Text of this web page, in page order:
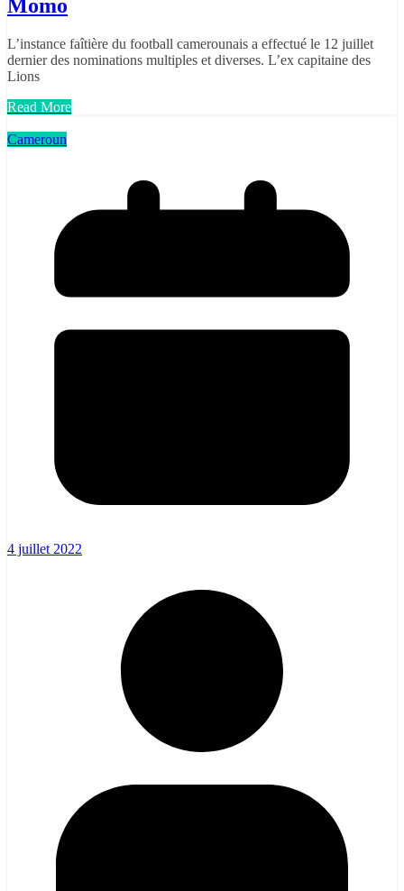
Momo
L’instance faîtière du football camerounais a effectué le 12 juillet
dernier des nominations multiples et diverses. L’ex capitaine des
Lions
Read More
Cameroun
4 juillet 2022